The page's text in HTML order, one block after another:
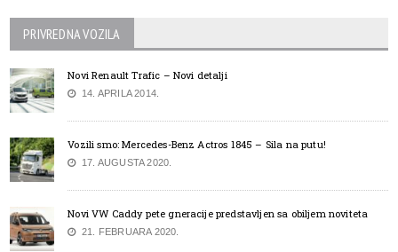
PRIVREDNA VOZILA
Novi Renault Trafic – Novi detalji
14. APRILA 2014.
Vozili smo: Mercedes-Benz Actros 1845 – Sila na putu!
17. AUGUSTA 2020.
Novi VW Caddy pete gneracije predstavljen sa obiljem noviteta
21. FEBRUARA 2020.